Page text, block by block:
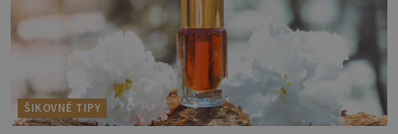
ŠIKOVNÉ TIPY